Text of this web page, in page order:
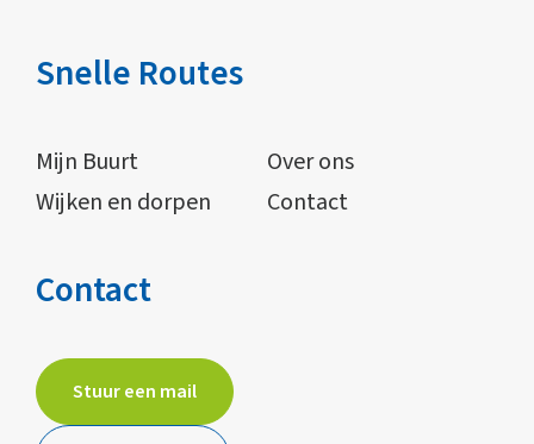
Snelle Routes
Mijn Buurt
Over ons
Wijken en dorpen
Contact
Contact
Stuur een mail